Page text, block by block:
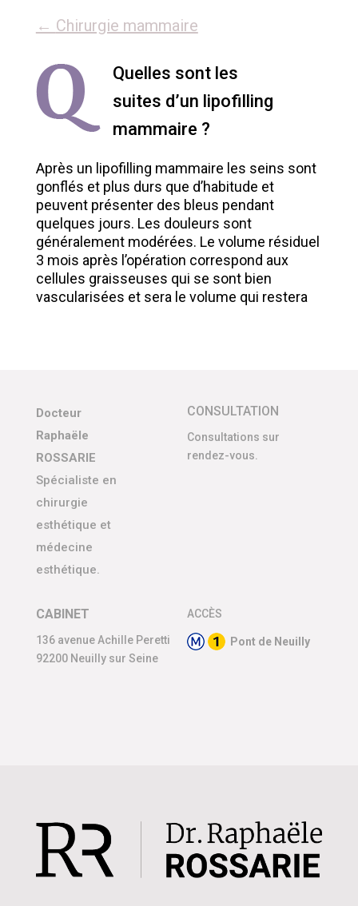
← Chirurgie mammaire
Quelles sont les
suites d’un lipofilling
mammaire ?
Après un lipofilling mammaire les seins sont
gonflés et plus durs que d’habitude et
peuvent présenter des bleus pendant
quelques jours. Les douleurs sont
généralement modérées. Le volume résiduel
3 mois après l’opération correspond aux
cellules graisseuses qui se sont bien
vascularisées et sera le volume qui restera
Docteur
Raphaële
ROSSARIE
Spécialiste en
chirurgie
esthétique et
médecine
esthétique.
CONSULTATION
Consultations sur
rendez-vous.
CABINET
136 avenue Achille Peretti
92200 Neuilly sur Seine
ACCÈS
Pont de Neuilly